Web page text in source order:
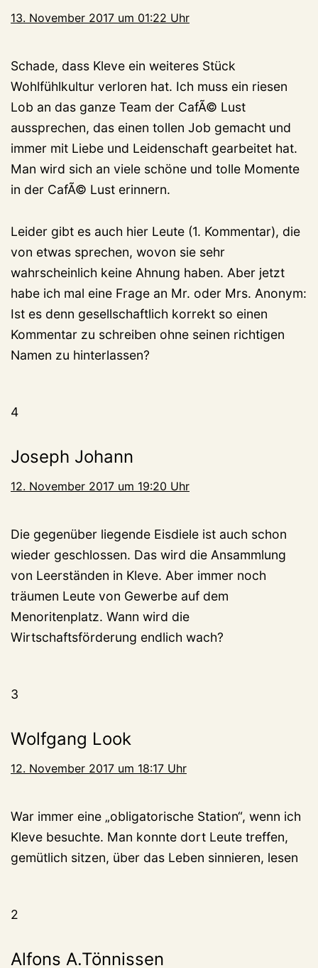
13. November 2017 um 01:22 Uhr
Schade, dass Kleve ein weiteres Stück
Wohlfühlkultur verloren hat. Ich muss ein riesen
Lob an das ganze Team der CafÃ© Lust
aussprechen, das einen tollen Job gemacht und
immer mit Liebe und Leidenschaft gearbeitet hat.
Man wird sich an viele schöne und tolle Momente
in der CafÃ© Lust erinnern.
Leider gibt es auch hier Leute (1. Kommentar), die
von etwas sprechen, wovon sie sehr
wahrscheinlich keine Ahnung haben. Aber jetzt
habe ich mal eine Frage an Mr. oder Mrs. Anonym:
Ist es denn gesellschaftlich korrekt so einen
Kommentar zu schreiben ohne seinen richtigen
Namen zu hinterlassen?
4
Joseph Johann
12. November 2017 um 19:20 Uhr
Die gegenüber liegende Eisdiele ist auch schon
wieder geschlossen. Das wird die Ansammlung
von Leerständen in Kleve. Aber immer noch
träumen Leute von Gewerbe auf dem
Menoritenplatz. Wann wird die
Wirtschaftsförderung endlich wach?
3
Wolfgang Look
12. November 2017 um 18:17 Uhr
War immer eine „obligatorische Station“, wenn ich
Kleve besuchte. Man konnte dort Leute treffen,
gemütlich sitzen, über das Leben sinnieren, lesen
2
Alfons A.Tönnissen